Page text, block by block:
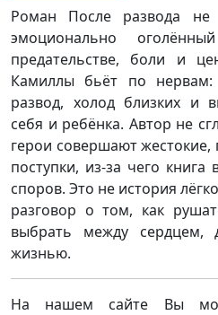
Роман После развода
эмоционально
предательстве, боли и
Камиллы бьёт по нервам:
развод, холод близких и
себя и ребёнка. Автор не
герои совершают
поступки, из-за чего
споров. Это не история
разговор о том, как
выбрать между сердцем,
жизнью.
На нашем сайте Вы